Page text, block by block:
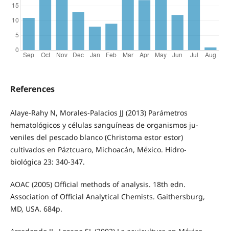
References
Alaye-Rahy N, Morales-Palacios JJ (2013) Parámetros
hematológicos y células sanguíneas de organismos ju-
veniles del pescado blanco (Christoma estor estor)
cultivados en Páztcuaro, Michoacán, México. Hidro-
biológica 23: 340-347.
AOAC (2005) Official methods of analysis. 18th edn.
Association of Official Analytical Chemists. Gaithersburg,
MD, USA. 684p.